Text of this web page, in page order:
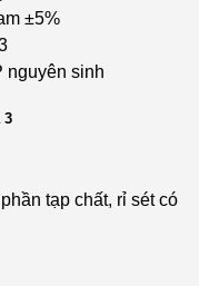
±5%
nguyên sinh
3
tạp chất, rỉ sét có